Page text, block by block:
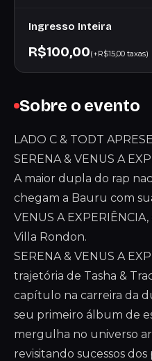
Sobre o evento
LADO C & TODT
SERENA & VENUS A
A maior dupla do rap
chegam a Bauru com
VENUS A
Villa Rondon.
SERENA & VENUS A
trajetória de Tasha &
capítulo na carreira da
seu primeiro álbum de
mergulha no universo
revisitando sucessos
Ingresso Inteira
R$100,00(+R$15,00 taxas)